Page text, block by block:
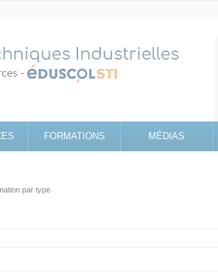
FORMATIONS MÉDIAS
par type